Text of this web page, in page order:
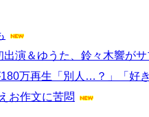
演＆ゆうた、鈴々木響が
万再生「別人…？」「好
お作文に苦悶